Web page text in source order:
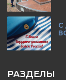
С
РАЗДЕЛЫ